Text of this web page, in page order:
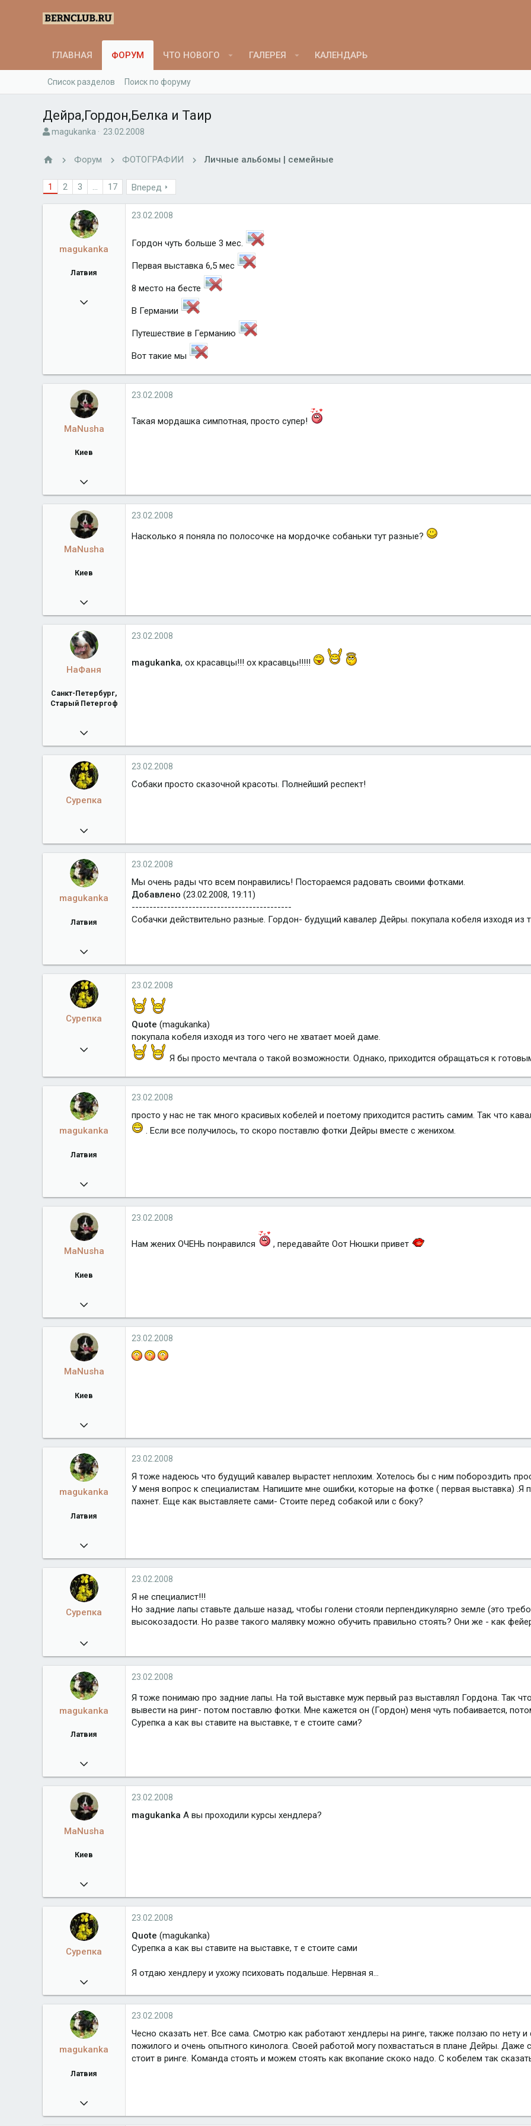
ГЛАВНАЯ ФОРУМ ЧТО НОВОГО ГАЛЕРЕЯ КАЛЕНДАРЬ
Список разделов Поиск по форуму
Дейра,Гордон,Белка и Таир
А
о
magukanka
Д
23.02.2008
Форум ФОТОГРАФИИ Личные альбомы | семейные
1 2 3 ... 17 Вперед
magukanka
Латвия
18.02.2008
23.02.2008
Гордон чуть больше 3 мес.
Первая выставка 6,5 мес
8 место на бесте
В Германии
Путешествие в Германию
Вот такие мы
MaNusha
Киев
26.01.2008
303
Город
23.02.2008
Такая мордашка симпотная, просто супер!
MaNusha
Киев
26.01.2008
303
Город
23.02.2008
Насколько я поняла по полосочке на мордочке собаньки тут разные?
НаФаня
Санкт-Петербург,
Старый Петергоф
14.02.2008
1 021
vkontakte.ru
Город
23.02.2008
magukanka, ох красавцы!!! ох красавцы!!!!!
Сурепка
09.02.2008
7 606
23.02.2008
Собаки просто сказочной красоты. Полнейший респект!
magukanka
Латвия
18.02.2008
1 759
Латвия
23.02.2008
Мы очень рады что всем понравились! Постораемся радовать своими фотками.
Добавлено (23.02.2008, 19:11)
---------------------------------------------
Собачки действительно разные. Гордон- будущий кавалер Дейры. покупала кобеля изходя из
Сурепка
09.02.2008
23.02.2008
Quote (magukanka)
покупала кобеля изходя из того чего не хватает моей даме.
Я бы просто мечтала о такой возможности. Однако, приходится обращаться к
magukanka
Латвия
18.02.2008
1 759
Латвия
23.02.2008
просто у нас не так много красивых кобелей и поетому приходится растить самим. Так что
. Если все получилось, то скоро поставлю фотки Дейры вместе с женихом.
MaNusha
Киев
26.01.2008
303
Город
23.02.2008
Нам жених ОЧЕНЬ понравился , передавайте Оот Нюшки привет
MaNusha
Киев
26.01.2008
303
Город
23.02.2008
magukanka
Латвия
18.02.2008
1 759
Латвия
23.02.2008
Я тоже надеюсь что будущий кавалер вырастет неплохим. Хотелось бы с ним побороздить
У меня вопрос к специалистам. Напишите мне ошибки, которые на фотке ( первая выставка)
пахнет. Еще как выставляете сами- Стоите перед собакой или с боку?
Сурепка
09.02.2008
7 606
23.02.2008
Я не специалист!!!
Но задние лапы ставьте дальше назад, чтобы голени стояли перпендикулярно земле (это
высокозадости. Но разве такого малявку можно обучить правильно стоять? Они же - как
magukanka
Латвия
18.02.2008
1 759
Латвия
23.02.2008
Я тоже понимаю про задние лапы. На той выставке муж первый раз выставлял Гордона. Так
вывести на ринг- потом поставлю фотки. Мне кажется он (Гордон) меня чуть побаивается,
Сурепка а как вы ставите на выставке, т е стоите сами?
MaNusha
Киев
26.01.2008
303
Город
23.02.2008
magukanka А вы проходили курсы хендлера?
Сурепка
09.02.2008
7 606
23.02.2008
Quote (magukanka)
Сурепка а как вы ставите на выставке, т е стоите сами
Я отдаю хендлеру и ухожу психовать подальше. Нервная я...
magukanka
Латвия
18.02.2008
1 759
23.02.2008
Чесно сказать нет. Все сама. Смотрю как работают хендлеры на ринге, также ползаю по нету
пожилого и очень опытного кинолога. Своей работой могу похвастаться в плане Дейры.
стоит в ринге. Команда стоять и можем стоять как вкопание скоко надо. С кобелем так